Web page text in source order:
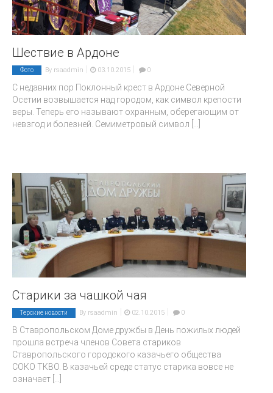
Шествие в Ардоне
Фото By rsaadmin 03.10.2015 0
С недавних пор Поклонный крест в Ардоне Северной
Осетии возвышается над городом, как символ крепости
веры. Теперь его называют охранным, оберегающим от
невзгод и болезней. Семиметровый символ [...]
Старики за чашкой чая
Терские новости By rsaadmin 02.10.2015 0
В Ставропольском Доме дружбы в День пожилых людей
прошла встреча членов Совета стариков
Ставропольского городского казачьего общества
СОКО ТКВО. В казачьей среде статус старика вовсе не
означает